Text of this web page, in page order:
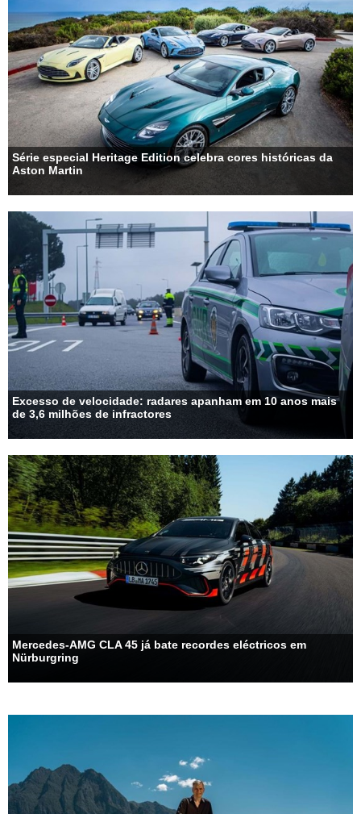
Série especial Heritage Edition celebra cores históricas da
Aston Martin
Excesso de velocidade: radares apanham em 10 anos mais
de 3,6 milhões de infractores
Mercedes-AMG CLA 45 já bate recordes eléctricos em
Nürburgring